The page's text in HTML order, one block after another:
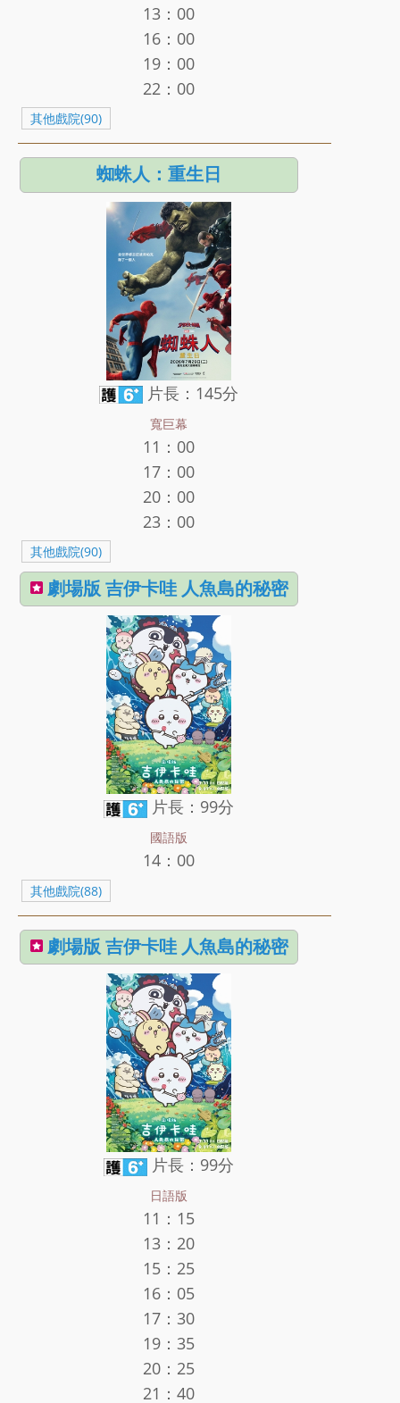
13：00
16：00
19：00
22：00
其他戲院(90)
蜘蛛人：重生日
片長：145分
寬巨幕
11：00
17：00
20：00
23：00
其他戲院(90)
劇場版 吉伊卡哇 人魚島的秘密
片長：99分
國語版
14：00
其他戲院(88)
劇場版 吉伊卡哇 人魚島的秘密
片長：99分
日語版
11：15
13：20
15：25
16：05
17：30
19：35
20：25
21：40